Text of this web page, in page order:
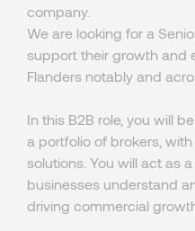
company.
We are looking for a
support their growth and
Flanders notably and
In this B2B role, you will
a portfolio of brokers,
solutions. You will act as
businesses understand
driving commercial